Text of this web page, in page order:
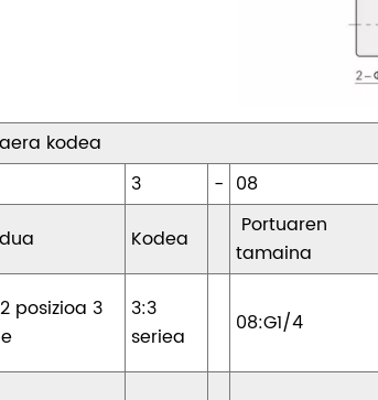
kodea
3
- 08
Kodea
Portuaren
tamaina
posizioa 3
3:3
seriea
08:G1/4